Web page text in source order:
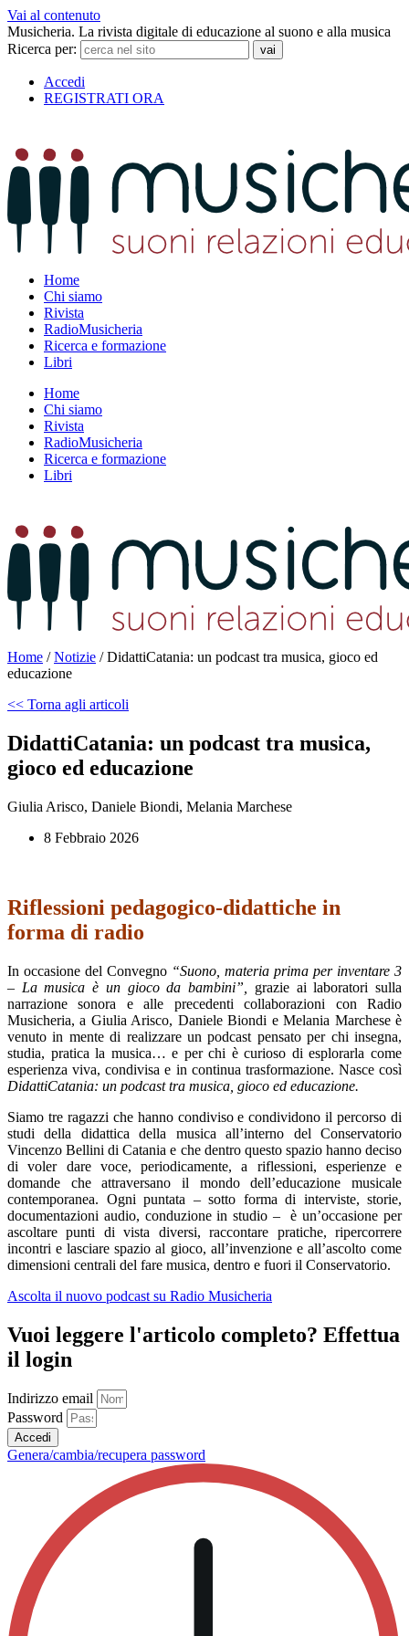
Vai al contenuto
Musicheria. La rivista digitale di educazione al suono e alla musica
Ricerca per:
Accedi
REGISTRATI ORA
Home
Chi siamo
Rivista
RadioMusicheria
Ricerca e formazione
Libri
Home
Chi siamo
Rivista
RadioMusicheria
Ricerca e formazione
Libri
Home /Notizie /DidattiCatania: un podcast tra musica, gioco ed
educazione
<< Torna agli articoli
DidattiCatania: un podcast tra musica,
gioco ed educazione
Giulia Arisco, Daniele Biondi, Melania Marchese
8 Febbraio 2026
Riflessioni pedagogico-didattiche in
forma di radio
In occasione del Convegno “Suono, materia prima per inventare 3
– La musica è un gioco da bambini”, grazie ai laboratori sulla
narrazione sonora e alle precedenti collaborazioni con Radio
Musicheria, a Giulia Arisco, Daniele Biondi e Melania Marchese è
venuto in mente di realizzare un podcast pensato per chi insegna,
studia, pratica la musica… e per chi è curioso di esplorarla come
esperienza viva, condivisa e in continua trasformazione. Nasce così
DidattiCatania: un podcast tra musica, gioco ed educazione.
Siamo tre ragazzi che hanno condiviso e condividono il percorso di
studi della didattica della musica all’interno del Conservatorio
Vincenzo Bellini di Catania e che dentro questo spazio hanno deciso
di voler dare voce, periodicamente, a riflessioni, esperienze e
domande che attraversano il mondo dell’educazione musicale
contemporanea. Ogni puntata – sotto forma di interviste, storie,
documentazioni audio, conduzione in studio – è un’occasione per
ascoltare punti di vista diversi, raccontare pratiche, ripercorrere
incontri e lasciare spazio al gioco, all’invenzione e all’ascolto come
dimensioni centrali del fare musica, dentro e fuori il Conservatorio.
Ascolta il nuovo podcast su Radio Musicheria
Vuoi leggere l'articolo completo? Effettua
il login
Indirizzo email
Password
Accedi
Genera/cambia/recupera password